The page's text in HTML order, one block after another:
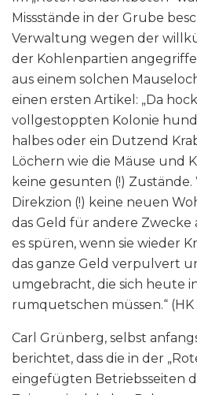
Missstände in der Grube
Verwaltung wegen der
der Kohlenpartien
aus einem solchen
einen ersten Artikel: „Da
vollgestoppten Kolonie
halbes oder ein Dutzend
Löchern wie die Mäuse und
keine gesunten (!)
Direkzion (!) keine neuen
das Geld für andere Zwecke
es spüren, wenn sie wieder
das ganze Geld verpulvert
umgebracht, die sich heute
rumquetschen müssen.“ (HK
Carl Grünberg, selbst
berichtet, dass die in der
eingefügten Betriebsseiten